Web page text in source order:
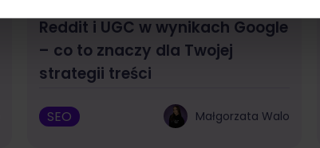
Reddit i UGC w wynikach Google
– co to znaczy dla Twojej
strategii treści
SEO Małgorzata Walo